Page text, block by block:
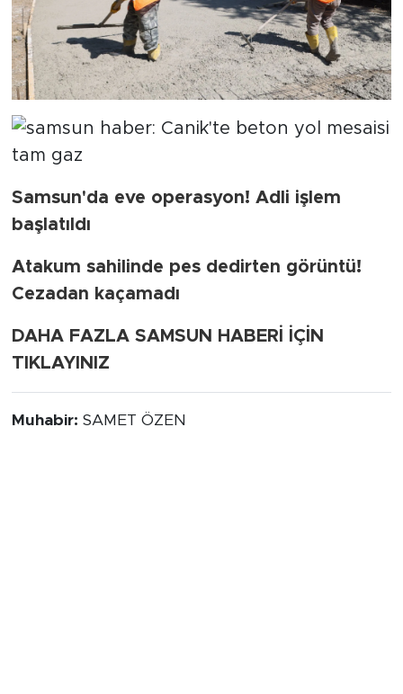
Samsun'da eve operasyon! Adli işlem
başlatıldı
Atakum sahilinde pes dedirten görüntü!
Cezadan kaçamadı
DAHA FAZLA SAMSUN HABERİ İÇİN
TIKLAYINIZ
Muhabir: SAMET ÖZEN